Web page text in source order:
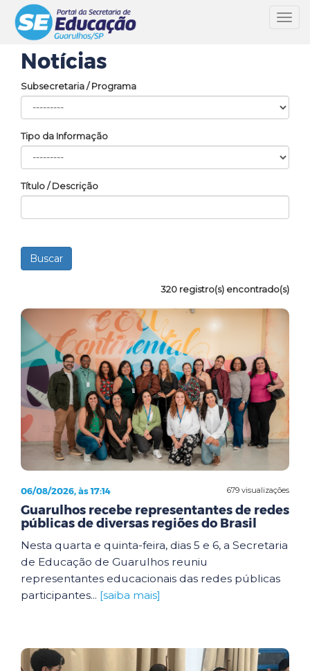
Notícias
Subsecretaria / Programa
Tipo da Informação
Título / Descrição
320 registro(s) encontrado(s)
679 visualizações
06/08/2026, às 17:14
Guarulhos recebe representantes de redes
públicas de diversas regiões do Brasil
Nesta quarta e quinta-feira, dias 5 e 6, a Secretaria
de Educação de Guarulhos reuniu
representantes educacionais das redes públicas
participantes... [saiba mais]